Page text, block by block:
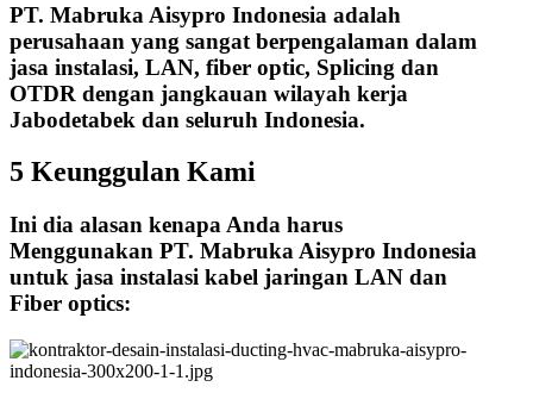
PT. Mabruka Aisypro Indonesia adalah
perusahaan yang sangat berpengalaman dalam
jasa instalasi, LAN, fiber optic, Splicing dan
OTDR dengan jangkauan wilayah kerja
Jabodetabek dan seluruh Indonesia.
5 Keunggulan Kami
Ini dia alasan kenapa Anda harus
Menggunakan PT. Mabruka Aisypro Indonesia
untuk jasa instalasi kabel jaringan LAN dan
Fiber optics: